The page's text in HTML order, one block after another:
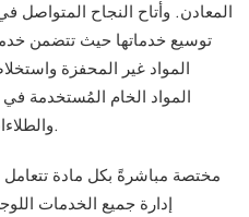
المعادن. وأتاح النجاح
المواد غير المحفزة
المواد الخام المُستخدمة في
والطلاءات السطحية والسبائك المتخصصة.
إدارة جميع الخدمات